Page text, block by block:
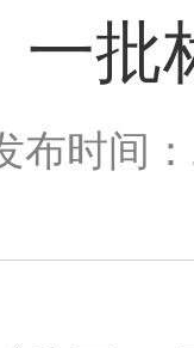
一批
布时间